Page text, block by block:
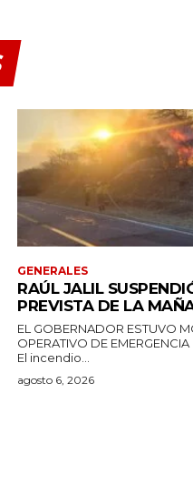
GENERALES
RAÚL JALIL
PREVISTA DE LA
EL GOBERNADOR ESTUVO
OPERATIVO DE
El incendio...
agosto 6, 2026